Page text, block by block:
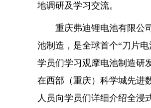
地调研及学习交流。
重庆弗迪锂电池有限公
池制造，是全球首个“刀片电
学员们学习观摩电池制造研
在西部（重庆）科学城先进
人员向学员们详细介绍全浸